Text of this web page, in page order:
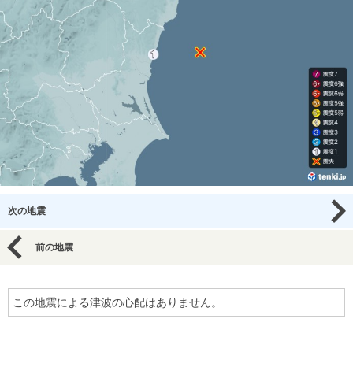
次の地震
前の地震
この地震による津波の心配はありません。